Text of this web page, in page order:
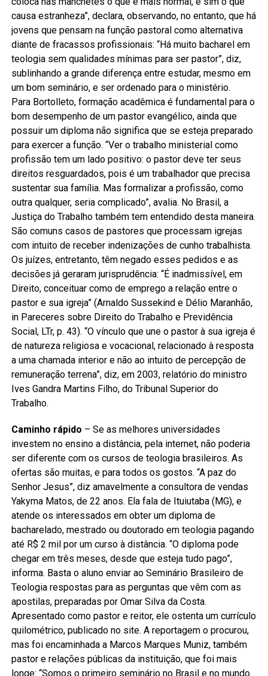
causa estranheza”, declara, observando, no entanto, que há
jovens que pensam na função pastoral como alternativa
diante de fracassos profissionais: “Há muito bacharel em
teologia sem qualidades mínimas para ser pastor”, diz,
sublinhando a grande diferença entre estudar, mesmo em
um bom seminário, e ser ordenado para o ministério.
Para Bortolleto, formação acadêmica é fundamental para o
bom desempenho de um pastor evangélico, ainda que
possuir um diploma não significa que se esteja preparado
para exercer a função. “Ver o trabalho ministerial como
profissão tem um lado positivo: o pastor deve ter seus
direitos resguardados, pois é um trabalhador que precisa
sustentar sua família. Mas formalizar a profissão, como
outra qualquer, seria complicado”, avalia. No Brasil, a
Justiça do Trabalho também tem entendido desta maneira.
São comuns casos de pastores que processam igrejas
com intuito de receber indenizações de cunho trabalhista.
Os juízes, entretanto, têm negado esses pedidos e as
decisões já geraram jurisprudência: “É inadmissível, em
Direito, conceituar como de emprego a relação entre o
pastor e sua igreja” (Arnaldo Sussekind e Délio Maranhão,
in Pareceres sobre Direito do Trabalho e Previdência
Social, LTr, p. 43). “O vínculo que une o pastor à sua igreja é
de natureza religiosa e vocacional, relacionado à resposta
a uma chamada interior e não ao intuito de percepção de
remuneração terrena”, diz, em 2003, relatório do ministro
Ives Gandra Martins Filho, do Tribunal Superior do
Trabalho.
Caminho rápido – Se as melhores universidades
investem no ensino a distância, pela internet, não poderia
ser diferente com os cursos de teologia brasileiros. As
ofertas são muitas, e para todos os gostos. “A paz do
Senhor Jesus”, diz amavelmente a consultora de vendas
Yakyma Matos, de 22 anos. Ela fala de Ituiutaba (MG), e
atende os interessados em obter um diploma de
bacharelado, mestrado ou doutorado em teologia pagando
até R$ 2 mil por um curso à distância. “O diploma pode
chegar em três meses, desde que esteja tudo pago”,
informa. Basta o aluno enviar ao Seminário Brasileiro de
Teologia respostas para as perguntas que vêm com as
apostilas, preparadas por Omar Silva da Costa.
Apresentado como pastor e reitor, ele ostenta um currículo
quilométrico, publicado no site. A reportagem o procurou,
mas foi encaminhada a Marcos Marques Muniz, também
pastor e relações públicas da instituição, que foi mais
longe: “Somos o primeiro seminário no Brasil e no mundo